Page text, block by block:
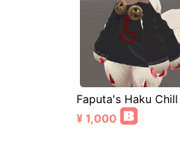
Faputa's Haku
¥ 1,000